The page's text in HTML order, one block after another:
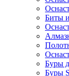
Биты
Буры
Буры